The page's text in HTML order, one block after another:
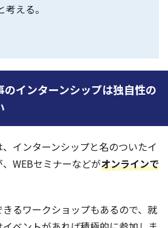
える。
のインターンシップは独自性の
インターンシップと名のついたイ
WEBセミナーなどがオンラインで
るワークショップもあるので、就